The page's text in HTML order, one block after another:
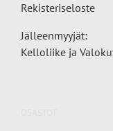
Rekisteriseloste
Jälleenmyyjät:
Kelloliike ja